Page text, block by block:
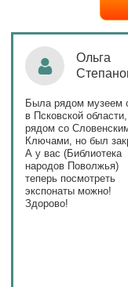
Наталья
Поздравляю
народов Поволжья с
уникальным стартом
тематического года!
и остальные
приносят людям